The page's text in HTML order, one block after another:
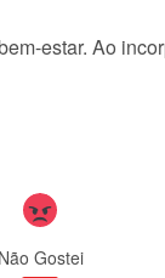
estar. Ao
Não Gostei